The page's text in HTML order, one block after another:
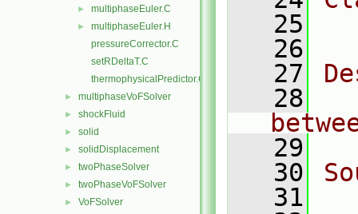
► multiphaseEuler.C
►
multiphaseEuler.H
pressureCorrector.C
setRDeltaT.C
thermophysicalPredictor.C
► multiphaseVoFSolver
► shockFluid
► solid
► solidDisplacement
► twoPhaseSolver
► twoPhaseVoFSolver
► VoFSolver
   25
   26
   27
   28
   29
   30
   31